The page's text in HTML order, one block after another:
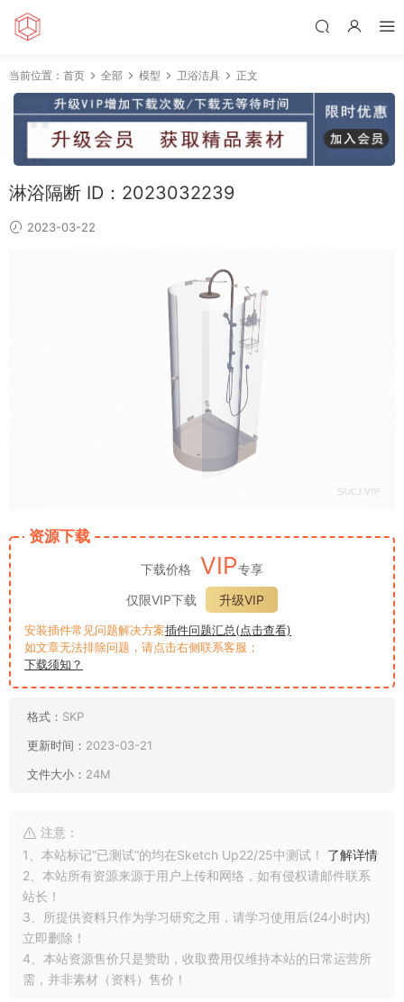
当前位置： 首页 全部 模型 卫浴洁具 正文
淋浴隔断 ID：2023032239
2023-03-22
资源下载
下载价格 VIP专享
仅限VIP下载
升级VIP
安装插件常见问题解决方案插件问题汇总(点击查看)
如文章无法排除问题，请点击右侧联系客服；
下载须知？
格式： SKP
更新时间： 2023-03-21
文件大小： 24M
注意：
1、本站标记“已测试”的均在Sketch Up22/25中测试！ 了解详情
2、本站所有资源来源于用户上传和网络，如有侵权请邮件联系
站长！
3、所提供资料只作为学习研究之用，请学习使用后(24小时内)
立即删除！
4、本站资源售价只是赞助，收取费用仅维持本站的日常运营所
需，并非素材（资料）售价！